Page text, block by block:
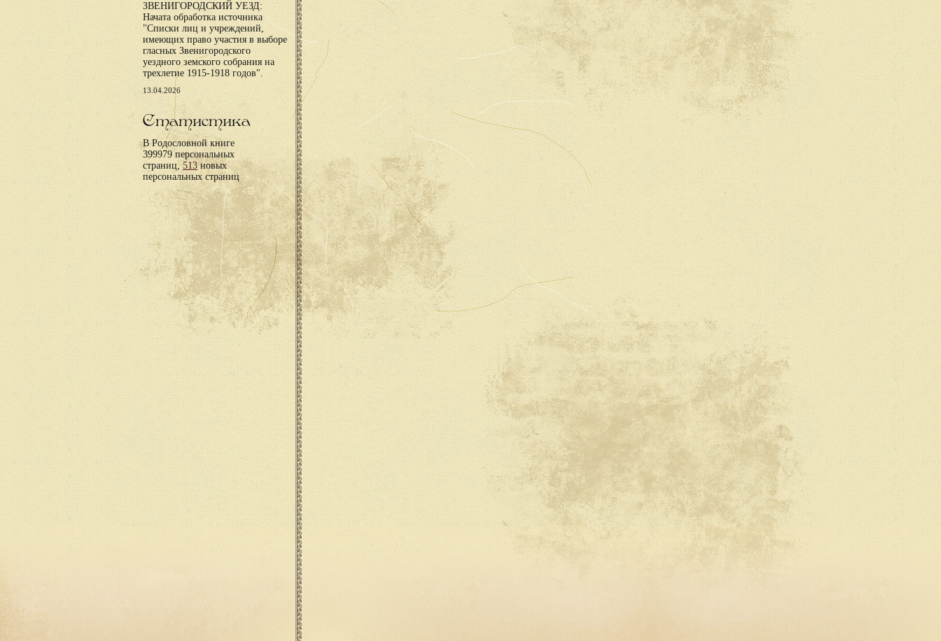
ЗВЕНИГОРОДСКИЙ УЕЗД:
Начата обработка источника
"Списки лиц и учреждений,
имеющих право участия в выборе
гласных Звенигородского
уездного земского собрания на
трехлетие 1915-1918 годов".
13.04.2026
Статистика
В Родословной книге
399979 персональных
страниц,513новых
персональных страниц